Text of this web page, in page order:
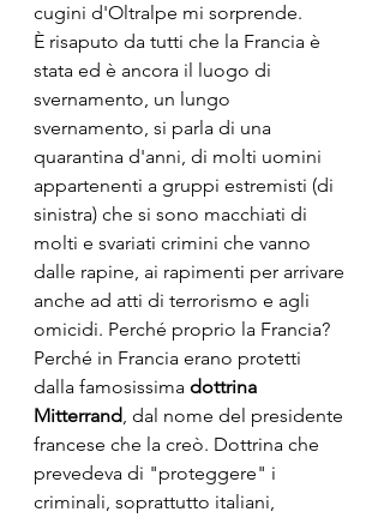
cugini d'Oltralpe mi sorprende.
È risaputo da tutti che la Francia è
stata ed è ancora il luogo di
svernamento, un lungo
svernamento, si parla di una
quarantina d'anni, di molti uomini
appartenenti a gruppi estremisti (di
sinistra) che si sono macchiati di
molti e svariati crimini che vanno
dalle rapine, ai rapimenti per arrivare
anche ad atti di terrorismo e agli
omicidi. Perché proprio la Francia?
Perché in Francia erano protetti
dalla famosissima dottrina
Mitterrand, dal nome del presidente
francese che la creò. Dottrina che
prevedeva di "proteggere" i
criminali, soprattutto italiani,